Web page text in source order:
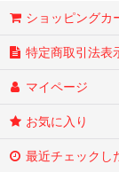
ショッピングカ
特定商取引法表
マイページ
お気に入り
最近チェックし